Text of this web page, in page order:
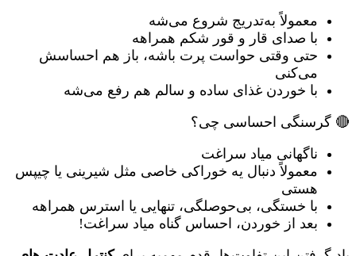
معمولاً به‌تدریج شروع می‌شه
با صدای قار و قور شکم همراهه
حتی وقتی حواست پرت باشه، باز هم احساسش
می‌کنی
با خوردن غذای ساده و سالم هم رفع می‌شه
🔴 گرسنگی احساسی چی؟
ناگهانی میاد سراغت
معمولاً دنبال یه خوراکی خاصی مثل شیرینی یا چیپس
هستی
با خستگی، بی‌حوصلگی، تنهایی یا استرس همراهه
بعد از خوردن، احساس گناه میاد سراغت!